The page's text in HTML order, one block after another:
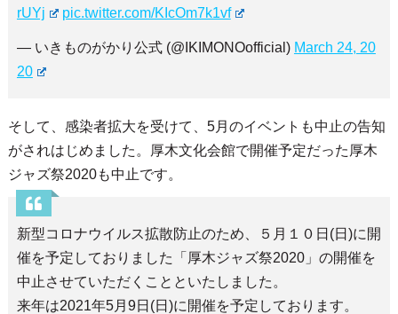
rUYj
pic.twitter.com/KIcOm7k1vf
— いきものがかり公式 (@IKIMONOofficial) March 24, 20
20
そして、感染者拡大を受けて、5月のイベントも中止の告知
がされはじめました。厚木文化会館で開催予定だった厚木
ジャズ祭2020も中止です。
新型コロナウイルス拡散防止のため、５月１０日(日)に開
催を予定しておりました「厚木ジャズ祭2020」の開催を
中止させていただくことといたしました。
来年は2021年5月9日(日)に開催を予定しております。